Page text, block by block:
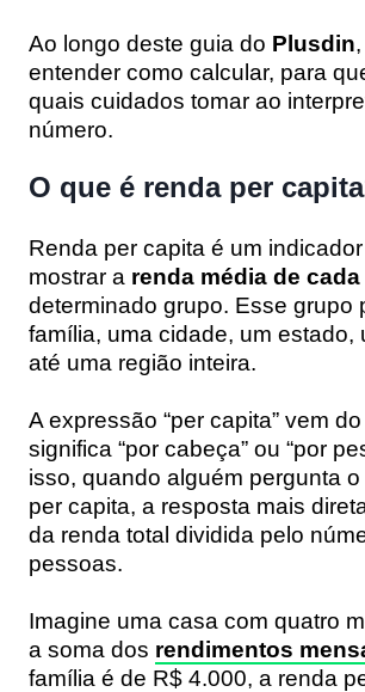
Ao longo deste guia do Plusdin
entender como calcular, para
quais cuidados tomar ao
número.
O que é renda per
Renda per capita é um
mostrar a renda média de
determinado grupo. Esse grupo
família, uma cidade, um estado,
até uma região inteira.
A expressão “per capita” vem
significa “por cabeça” ou “por
isso, quando alguém pergunta
per capita, a resposta mais
da renda total dividida pelo
pessoas.
Imagine uma casa com quatro
a soma dos rendimentos
família é de R$ 4.000, a renda